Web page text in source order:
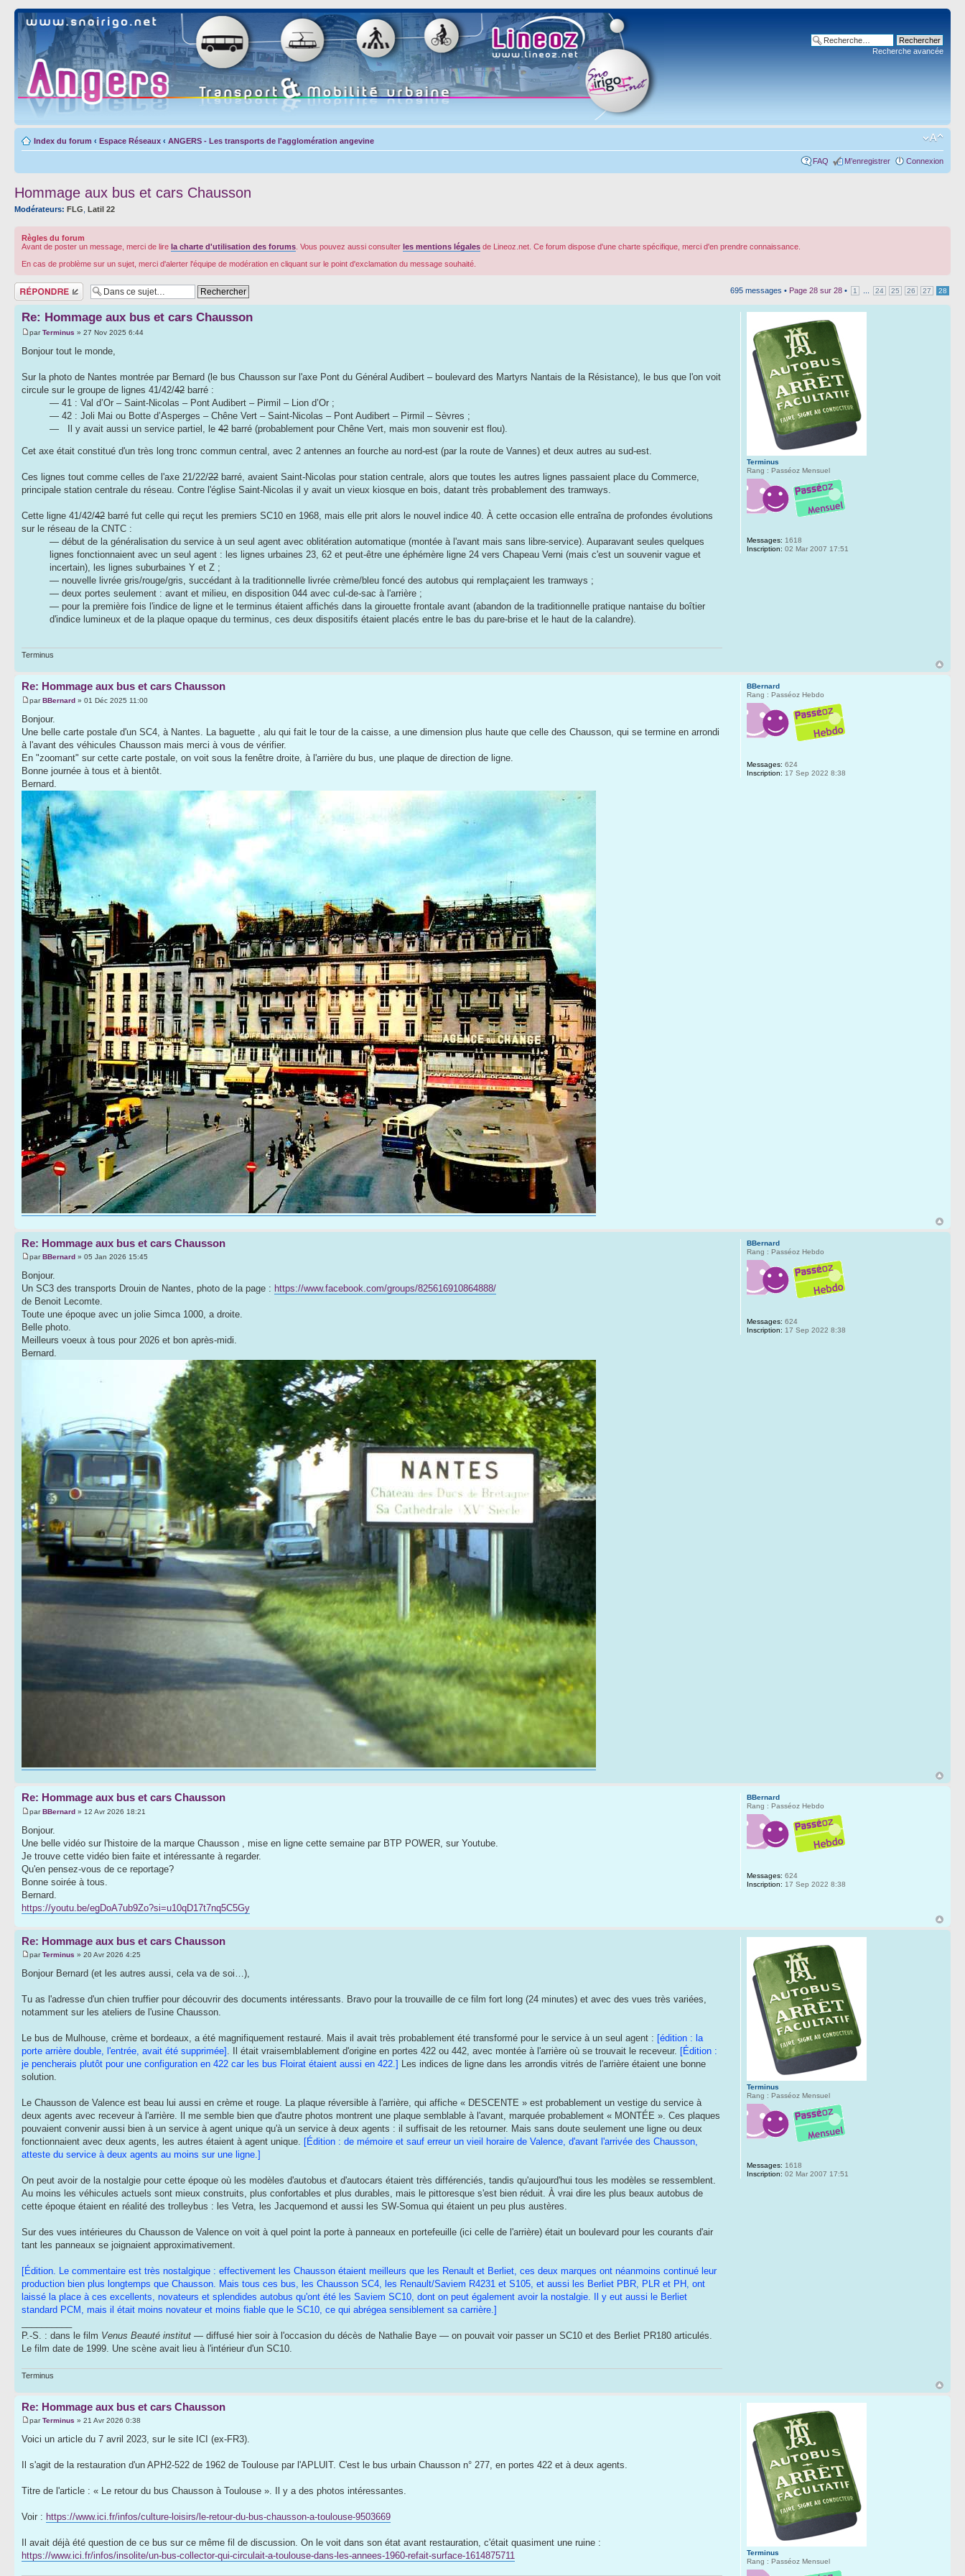
Recherche avancée
Index du forum ‹ Espace Réseaux ‹ ANGERS - Les transports de l'agglomération angevine
FAQ M’enregistrer Connexion
Hommage aux bus et cars Chausson
Modérateurs: FLG Latil 22
Règles du forum
Avant de poster un message, merci de lire la charte d'utilisation des forums . Vous pouvez aussi consulter les mentions légales de Lineoz.net. Ce forum dispose d'une charte spécifique, merci d'en prendre connaissance.
En cas de problème sur un sujet, merci d'alerter l'équipe de modération en cliquant sur le point d'exclamation du message souhaité.
Répondre 695 messages • Page 28 sur 28 • 1 24 25 26 27 28
Re: Hommage aux bus et cars Chausson
parTerminus » 27 Nov 2025 6:44
Bonjour tout le monde,
Sur la photo de Nantes montrée par Bernard (le bus Chausson sur l'axe Pont du Général Audibert – boulevard des Martyrs Nantais de la Résistance), le bus que l'on voit
circule sur le groupe de lignes 41/42/42 barré :
— 41 : Val d’Or – Saint-Nicolas – Pont Audibert – Pirmil – Lion d’Or ;
— 42 : Joli Mai ou Botte d’Asperges – Chêne Vert – Saint-Nicolas – Pont Audibert – Pirmil – Sèvres ;
— Il y avait aussi un service partiel, le 42 barré (probablement pour Chêne Vert, mais mon souvenir est flou).
Cet axe était constitué d'un très long tronc commun central, avec 2 antennes an fourche au nord-est (par la route de Vannes) et deux autres au sud-est.
Ces lignes tout comme celles de l'axe 21/22/22 barré, avaient Saint-Nicolas pour station centrale, alors que toutes les autres lignes passaient place du Commerce,
principale station centrale du réseau. Contre l'église Saint-Nicolas il y avait un vieux kiosque en bois, datant très probablement des tramways.
Cette ligne 41/42/42 barré fut celle qui reçut les premiers SC10 en 1968, mais elle prit alors le nouvel indice 40. À cette occasion elle entraîna de profondes évolutions
sur le réseau de la CNTC :
— début de la généralisation du service à un seul agent avec oblitération automatique (montée à l'avant mais sans libre-service). Auparavant seules quelques
lignes fonctionnaient avec un seul agent : les lignes urbaines 23, 62 et peut-être une éphémère ligne 24 vers Chapeau Verni (mais c'est un souvenir vague et
incertain), les lignes suburbaines Y et Z ;
— nouvelle livrée gris/rouge/gris, succédant à la traditionnelle livrée crème/bleu foncé des autobus qui remplaçaient les tramways ;
— deux portes seulement : avant et milieu, en disposition 044 avec cul-de-sac à l'arrière ;
— pour la première fois l'indice de ligne et le terminus étaient affichés dans la girouette frontale avant (abandon de la traditionnelle pratique nantaise du boîtier
d'indice lumineux et de la plaque opaque du terminus, ces deux dispositifs étaient placés entre le bas du pare-brise et le haut de la calandre).
Terminus
Terminus
Rang : Passéoz Mensuel
Messages: 1618
Inscription: 02 Mar 2007 17:51
Re: Hommage aux bus et cars Chausson
parBBernard » 01 Déc 2025 11:00
Bonjour.
Une belle carte postale d'un SC4, à Nantes. La baguette , alu qui fait le tour de la caisse, a une dimension plus haute que celle des Chausson, qui se termine en arrondi
à l'avant des véhicules Chausson mais merci à vous de vérifier.
En "zoomant" sur cette carte postale, on voit sous la fenêtre droite, à l'arrière du bus, une plaque de direction de ligne.
Bonne journée à tous et à bientôt.
Bernard.
BBernard
Rang : Passéoz Hebdo
Messages: 624
Inscription: 17 Sep 2022 8:38
Re: Hommage aux bus et cars Chausson
parBBernard » 05 Jan 2026 15:45
Bonjour.
Un SC3 des transports Drouin de Nantes, photo de la page : https://www.facebook.com/groups/825616910864888/
de Benoit Lecomte.
Toute une époque avec un jolie Simca 1000, a droite.
Belle photo.
Meilleurs voeux à tous pour 2026 et bon après-midi.
Bernard.
BBernard
Rang : Passéoz Hebdo
Messages: 624
Inscription: 17 Sep 2022 8:38
Re: Hommage aux bus et cars Chausson
parBBernard » 12 Avr 2026 18:21
Bonjour.
Une belle vidéo sur l'histoire de la marque Chausson , mise en ligne cette semaine par BTP POWER, sur Youtube.
Je trouve cette vidéo bien faite et intéressante à regarder.
Qu'en pensez-vous de ce reportage?
Bonne soirée à tous.
Bernard.
https://youtu.be/egDoA7ub9Zo?si=u10qD17t7nq5C5Gy
BBernard
Rang : Passéoz Hebdo
Messages: 624
Inscription: 17 Sep 2022 8:38
Re: Hommage aux bus et cars Chausson
parTerminus » 20 Avr 2026 4:25
Bonjour Bernard (et les autres aussi, cela va de soi…),
Tu as l'adresse d'un chien truffier pour découvrir des documents intéressants. Bravo pour la trouvaille de ce film fort long (24 minutes) et avec des vues très variées,
notamment sur les ateliers de l'usine Chausson.
Le bus de Mulhouse, crème et bordeaux, a été magnifiquement restauré. Mais il avait très probablement été transformé pour le service à un seul agent : [édition : la
porte arrière double, l'entrée, avait été supprimée] . Il était vraisemblablement d'origine en portes 422 ou 442, avec montée à l'arrière où se trouvait le receveur. [Édition :
je pencherais plutôt pour une configuration en 422 car les bus Floirat étaient aussi en 422.] Les indices de ligne dans les arrondis vitrés de l'arrière étaient une bonne
solution.
Le Chausson de Valence est beau lui aussi en crème et rouge. La plaque réversible à l'arrière, qui affiche « DESCENTE » est probablement un vestige du service à
deux agents avec receveur à l'arrière. Il me semble bien que d'autre photos montrent une plaque semblable à l'avant, marquée probablement « MONTÉE ». Ces plaques
pouvaient convenir aussi bien à un service à agent unique qu'à un service à deux agents : il suffisait de les retourner. Mais sans doute seulement une ligne ou deux
fonctionnaient avec deux agents, les autres étaient à agent unique. [Édition : de mémoire et sauf erreur un vieil horaire de Valence, d'avant l'arrivée des Chausson,
atteste du service à deux agents au moins sur une ligne.]
On peut avoir de la nostalgie pour cette époque où les modèles d'autobus et d'autocars étaient très différenciés, tandis qu'aujourd'hui tous les modèles se ressemblent.
Au moins les véhicules actuels sont mieux construits, plus confortables et plus durables, mais le pittoresque s'est bien réduit. À vrai dire les plus beaux autobus de
cette époque étaient en réalité des trolleybus : les Vetra, les Jacquemond et aussi les SW-Somua qui étaient un peu plus austères.
Sur des vues intérieures du Chausson de Valence on voit à quel point la porte à panneaux en portefeuille (ici celle de l'arrière) était un boulevard pour les courants d'air
tant les panneaux se joignaient approximativement.
[Édition. Le commentaire est très nostalgique : effectivement les Chausson étaient meilleurs que les Renault et Berliet, ces deux marques ont néanmoins continué leur
production bien plus longtemps que Chausson. Mais tous ces bus, les Chausson SC4, les Renault/Saviem R4231 et S105, et aussi les Berliet PBR, PLR et PH, ont
laissé la place à ces excellents, novateurs et splendides autobus qu'ont été les Saviem SC10, dont on peut également avoir la nostalgie. Il y eut aussi le Berliet
standard PCM, mais il était moins novateur et moins fiable que le SC10, ce qui abrégea sensiblement sa carrière.]
P.-S. : dans le film Venus Beauté institut — diffusé hier soir à l'occasion du décès de Nathalie Baye — on pouvait voir passer un SC10 et des Berliet PR180 articulés.
Le film date de 1999. Une scène avait lieu à l'intérieur d'un SC10.
Terminus
Terminus
Rang : Passéoz Mensuel
Messages: 1618
Inscription: 02 Mar 2007 17:51
Re: Hommage aux bus et cars Chausson
parTerminus » 21 Avr 2026 0:38
Voici un article du 7 avril 2023, sur le site ICI (ex-FR3).
Il s'agit de la restauration d'un APH2-522 de 1962 de Toulouse par l'APLUIT. C'est le bus urbain Chausson n° 277, en portes 422 et à deux agents.
Titre de l'article : « Le retour du bus Chausson à Toulouse ». Il y a des photos intéressantes.
Voir : https://www.ici.fr/infos/culture-loisirs/le-retour-du-bus-chausson-a-toulouse-9503669
Il avait déjà été question de ce bus sur ce même fil de discussion. On le voit dans son état avant restauration, c'était quasiment une ruine :
https://www.ici.fr/infos/insolite/un-bus-collector-qui-circulait-a-toulouse-dans-les-annees-1960-refait-surface-1614875711
Terminus
Rang : Passéoz Mensuel